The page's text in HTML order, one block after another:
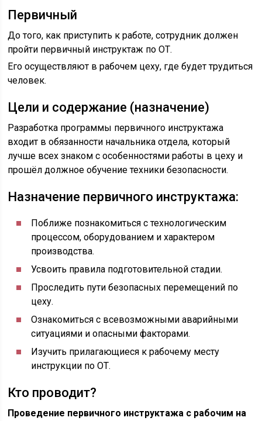
Первичный
До того, как приступить к работе, сотрудник должен
пройти первичный инструктаж по ОТ.
Его осуществляют в рабочем цеху, где будет трудиться
человек.
Цели и содержание (назначение)
Разработка программы первичного инструктажа
входит в обязанности начальника отдела, который
лучше всех знаком с особенностями работы в цеху и
прошёл должное обучение техники безопасности.
Назначение первичного инструктажа:
Поближе познакомиться с технологическим
процессом, оборудованием и характером
производства.
Усвоить правила подготовительной стадии.
Проследить пути безопасных перемещений по
цеху.
Ознакомиться с всевозможными аварийными
ситуациями и опасными факторами.
Изучить прилагающиеся к рабочему месту
инструкции по ОТ.
Кто проводит?
Проведение первичного инструктажа с рабочим на